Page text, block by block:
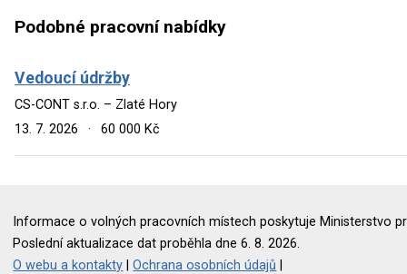
Podobné pracovní nabídky
Vedoucí údržby
CS-CONT s.r.o. – Zlaté Hory
13. 7. 2026
· 60 000 Kč
Informace o volných pracovních místech poskytuje Ministerstvo
Poslední aktualizace dat proběhla dne 6. 8. 2026.
O webu a kontakty |Ochrana osobních údajů